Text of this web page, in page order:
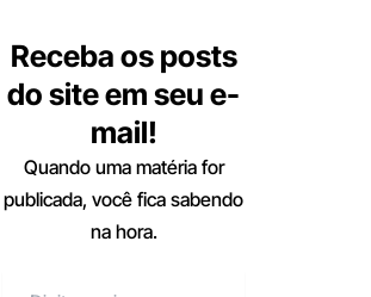
Receba os posts
do site em seu e-
mail!
Quando uma matéria for
publicada, você fica sabendo
na hora.